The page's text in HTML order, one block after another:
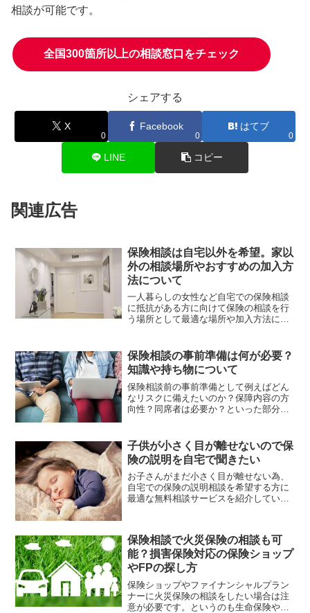
相談が可能です。
全国300箇所以上の相談窓口をチェック
シェアする
X
0
Facebook
0
はてブ
0
LINE コピー
関連広告
保険相談は自宅以外を希望。家以
外の相談場所やおすすめの加入方
法について
一人暮らしの女性など自宅での保険相談
に抵抗がある方に向けて保険の相談を行
う場所として最適な場所や加入方法につ
保険相談の事前準備は何が必要？
知識や持ち物について
保険相談前の事前準備として例えばどん
なリスクに備えたいのか？保障内容の方
向性？同席者は必要か？といった部分が
も保険相談を有効に活用する事に繋がり
ます。
子供が小さく目が離せないので保
険の説明を自宅で聞きたい
お子さんがまだ小さく目が離せない為、
自宅での保険の説明相談を希望する方に
最適な無料相談サービスを紹介している
保険相談で火災保険の相談も可
能？損害保険対応の保険ショップ
やFPの探し方
保険ショップやファイナンシャルプラン
ナーに火災保険の相談をしたい場合は注
意が必要です。というのも生命保険や医